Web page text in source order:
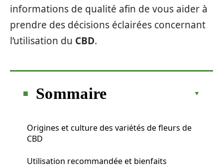
informations de qualité afin de vous aider à
prendre des décisions éclairées concernant
l’utilisation du CBD.
Sommaire
Origines et culture des variétés de fleurs de
CBD
Utilisation recommandée et bienfaits